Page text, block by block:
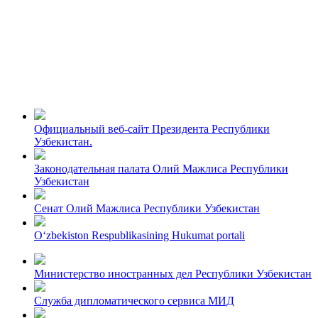
Официальный веб-сайт Президента Республики
Узбекистан.
Законодательная палата Олий Мажлиса Республики
Узбекистан
Сенат Олий Мажлиса Республики Узбекистан
O‘zbekiston Respublikasining Hukumat portali
Министерство иностранных дел Республики Узбекистан
Служба дипломатического сервиса МИД